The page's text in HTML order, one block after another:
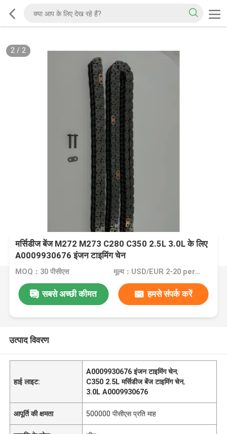
2/ 2
मर्सिडीज बेंज M272 M273 C280 C350 2.5L 3.0L के लिए
A0009930676 इंजन टाइमिंग चेन
MOQ：30 पीसीएस मूल्य：USD/EUR 2-20 per pcs
सबसे अच्छी कीमत हमसे संपर्क करें
उत्पाद विवरण
हाई लाइट:
A0009930676 इंजन टाइमिंग चेन,
C350 2.5L मर्सिडीज बेंज टाइमिंग चेन,
3.0L A0009930676
आपूर्ति की क्षमता 500000 पीसीएस प्रति माह